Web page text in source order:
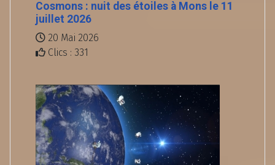
Cosmons : nuit des étoiles à Mons le 11
juillet 2026
20 Mai 2026
Clics : 331